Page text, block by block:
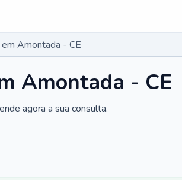
Amontada - CE
Amontada - CE
agora a sua consulta.